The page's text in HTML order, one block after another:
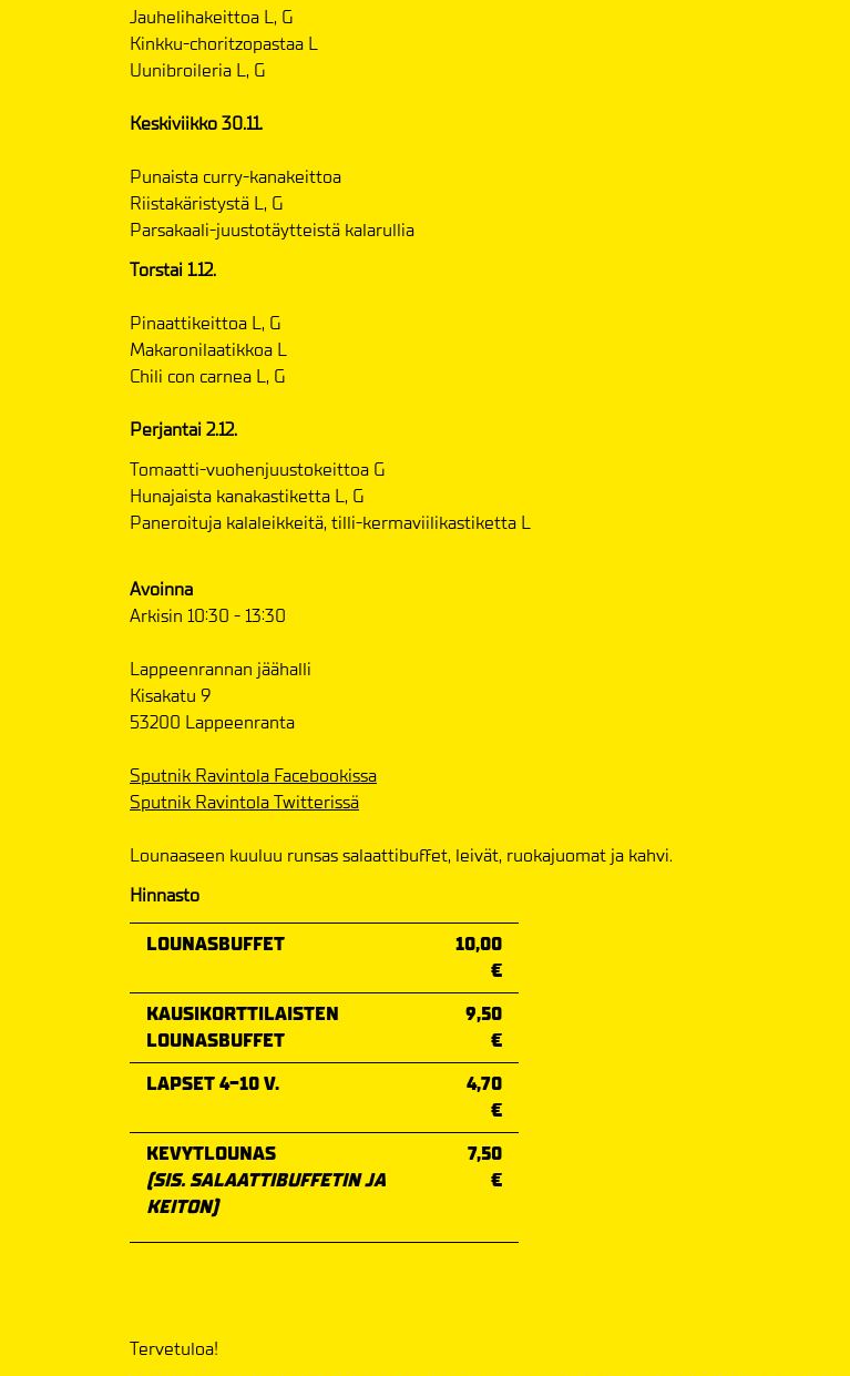
Jauhelihakeittoa L, G
Kinkku-choritzopastaa L
Uunibroileria L, G
Keskiviikko 30.11.
Punaista curry-kanakeittoa
Riistakäristystä L, G
Parsakaali-juustotäytteistä kalarullia
Torstai 1.12.
Pinaattikeittoa L, G
Makaronilaatikkoa L
Chili con carnea L, G
Perjantai 2.12.
Tomaatti-vuohenjuustokeittoa G
Hunajaista kanakastiketta L, G
Paneroituja kalaleikkeitä, tilli-kermaviilikastiketta L
Avoinna
Arkisin 10:30 - 13:30
Lappeenrannan jäähalli
Kisakatu 9
53200 Lappeenranta
Sputnik Ravintola Facebookissa
Sputnik Ravintola Twitterissä
Lounaaseen kuuluu runsas salaattibuffet, leivät, ruokajuomat ja kahvi.
Hinnasto
LOUNASBUFFET
10,00
€
KAUSIKORTTILAISTEN
LOUNASBUFFET
9,50
€
LAPSET 4-10 V.
4,70
€
KEVYTLOUNAS
(SIS. SALAATTIBUFFETIN JA
KEITON)
7,50
€
Tervetuloa!